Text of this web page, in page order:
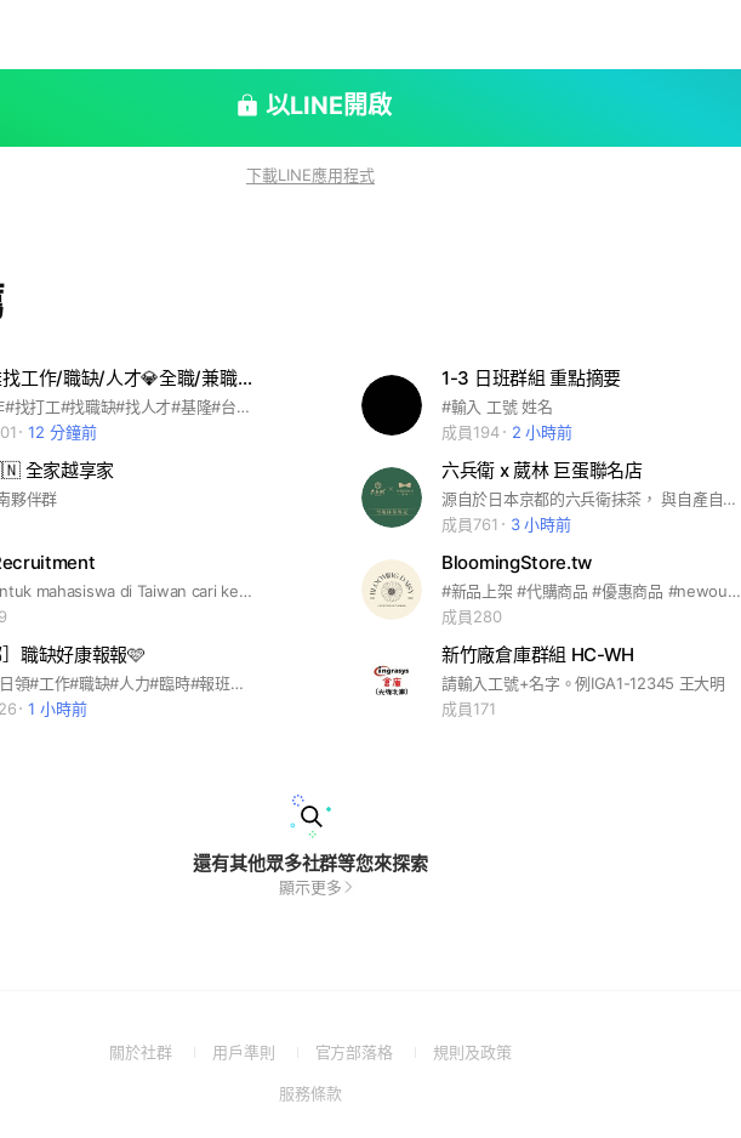
以LINE開啟
下載LINE應用程式
💎高雄找工作/職缺/人才💎全職/兼職/派遣/約聘/工讀/實習/打工/外包/家教/義工/志工/社工
#找工作#找打工#找職缺#找人才#基隆#台北#新北#桃園#新竹#苗栗#台中#彰化#雲林#嘉義#台南#高雄#屏東#台東#花蓮#宜蘭#金門#澎湖#馬祖#南投#求職#進修#住家#遠端#出差#外派#日領#週領#月領#預支#現金#匯款#電商#團購#星座#交友#心情#遊戲#學習#政治#軟體#設計#程式#餐飲#陪玩#陪讀#保母#家庭#語言#斜槓#創業#夥伴#外送#外賣#代工#聊天#商業#美食#興趣#電影#免費#專長#專業#技能#動漫#動畫#漫畫#繪圖#賺錢#投資#生活#音樂#樂器#運動#健身#旅遊#人力#大學#上班#宣傳社群#刊登廣告#疫情#疫苗#直播#金融#親子#美容#美髮#美甲#美妝#清潔工#臨時工#搬運工#粗工
12 分鐘前
1-3 日班群組 重點摘要
#輸入 工號 姓名
成員194
2 小時前
全家越享家
夥伴群
六兵衛 x 葳林 巨蛋聯名店
源自於日本京都的六兵衛抹茶， 與自產自銷的台灣飲品品牌 Winnie's 葳林爵閣跨界聯名， 創造日本傳統抹茶與台灣文化茶飲結合的獨創飲品。 #抹茶 雪塩 專售
成員761
3 小時前
Grup untuk mahasiswa di Taiwan cari kerja Part-Time dan Full-Time untuk yang lulusan di Taiwan. Cari kerja 100% Gratis(免費) Jika ingin konsultasi tentang pekerjaan, boleh langsung add line「bowenliao07」
BloomingStore.tw
#新品上架 #代購商品 #優惠商品 #newoutfits #orders
成員280
］職缺好康報報🩷
#打工#日領#工作#職缺#人力#臨時#報班#臨時工#彈性排班#長期#穩定#短派#長派#正職#獎金禮金#福利佳#免經驗可#桃園#中壢#蘆竹#龜山#大園#楊梅#八德#觀音#龍潭#新屋#林口#三峽#彰化#嘉義#大桃園地區
1 小時前
新竹廠倉庫群組 HC-WH
請輸入工號+名字。例IGA1-12345 王大明
成員171
還有其他眾多社群等您來探索
顯示更多
關於社群
(Open用戶準則
(Open
a
官方部落格
(Open規則及政策(Open
服務條款(Open